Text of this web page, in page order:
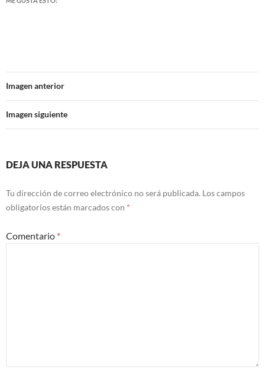
Imagen anterior
Imagen siguiente
DEJA UNA RESPUESTA
Tu dirección de correo electrónico no será publicada. Los campos
obligatorios están marcados con *
Comentario *